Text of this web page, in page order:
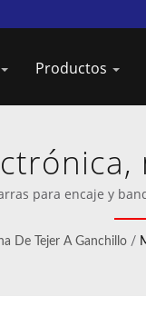
Productos
para encaje y
De Tejer A Ganchillo /